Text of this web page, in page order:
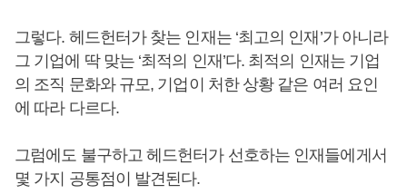
그렇다. 헤드헌터가 찾는 인재는 ‘최고의 인재’가 아니라
그 기업에 딱 맞는 ‘최적의 인재’다. 최적의 인재는 기업
의 조직 문화와 규모, 기업이 처한 상황 같은 여러 요인
에 따라 다르다.
그럼에도 불구하고 헤드헌터가 선호하는 인재들에게서
몇 가지 공통점이 발견된다.